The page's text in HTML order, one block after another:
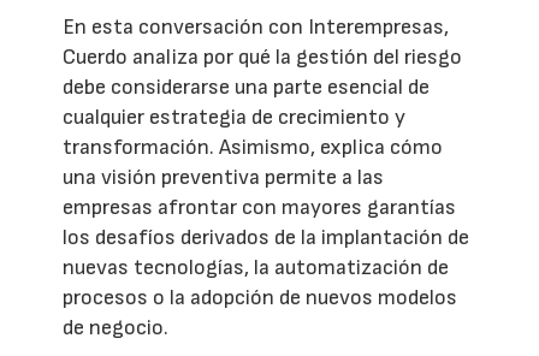
En esta conversación con Interempresas,
Cuerdo analiza por qué la gestión del riesgo
debe considerarse una parte esencial de
cualquier estrategia de crecimiento y
transformación. Asimismo, explica cómo
una visión preventiva permite a las
empresas afrontar con mayores garantías
los desafíos derivados de la implantación de
nuevas tecnologías, la automatización de
procesos o la adopción de nuevos modelos
de negocio.